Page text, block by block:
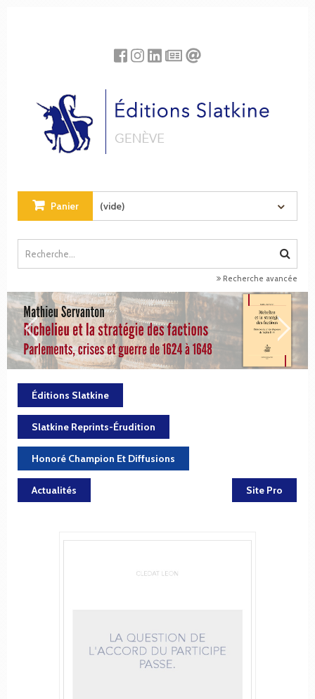
Panier (vide)
Recherche avancée
Éditions Slatkine
Slatkine Reprints-Érudition
Honoré Champion Et Diffusions
Actualités Site Pro